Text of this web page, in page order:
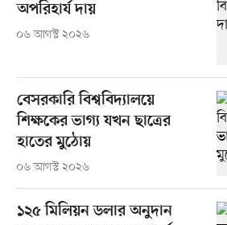
অপরিহার্য দায়
০৬ আগস্ট ২০২৬
বেসরকারি বিশ্ববিদ্যালয়ে
শিক্ষকের ভাগ্য যখন ছাত্রের
হাতের মুঠোয়
০৬ আগস্ট ২০২৬
১২৫ মিলিয়ন ডলার অনুদান